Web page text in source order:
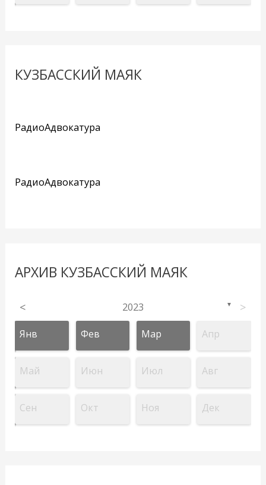
КУЗБАССКИЙ МАЯК
РадиоАдвокатура
РадиоАдвокатура
АРХИВ КУЗБАССКИЙ МАЯК
< 2023 ▼ >
Янв Фев Мар Апр
Май Июн Июл Авг
Сен Окт Ноя Дек